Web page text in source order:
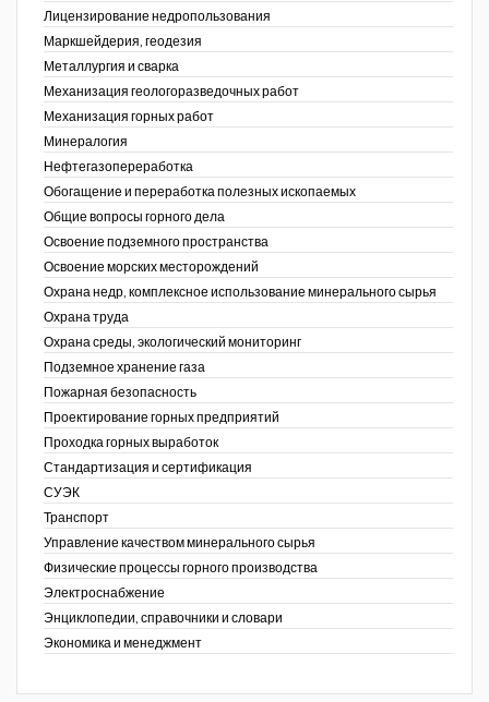
Лицензирование недропользования
Маркшейдерия, геодезия
Металлургия и сварка
Механизация геологоразведочных работ
Механизация горных работ
Минералогия
Нефтегазопереработка
Обогащение и переработка полезных ископаемых
Общие вопросы горного дела
Освоение подземного пространства
Освоение морских месторождений
Охрана недр, комплексное использование минерального сырья
Охрана труда
Охрана среды, экологический мониторинг
Подземное хранение газа
Пожарная безопасность
Проектирование горных предприятий
Проходка горных выработок
Стандартизация и сертификация
СУЭК
Транспорт
Управление качеством минерального сырья
Физические процессы горного производства
Электроснабжение
Энциклопедии, справочники и словари
Экономика и менеджмент